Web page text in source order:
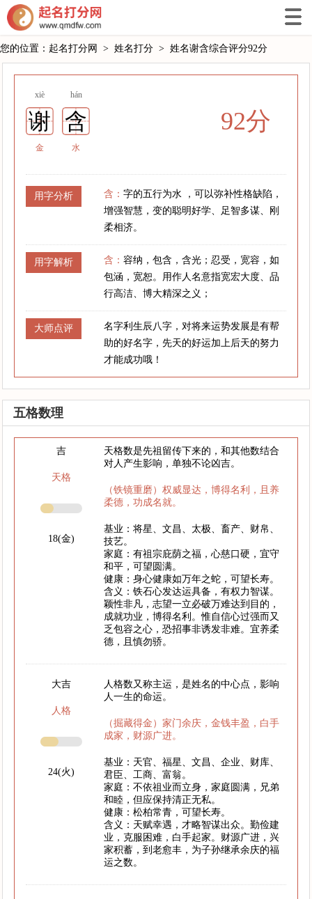
您的位置： 起名打分网 > 姓名打分 > 姓名谢含综合评分92分
xiè hán
谢 含
金 水
92分
用字分析 含：字的五行为水 ，可以弥补性格缺陷，
增强智慧，变的聪明好学、足智多谋、刚
柔相济。
用字解析 含：容纳，包含，含光；忍受，宽容，如
包涵，宽恕。用作人名意指宽宏大度、品
行高洁、博大精深之义；
大师点评
名字利生辰八字，对将来运势发展是有帮
助的好名字，先天的好运加上后天的努力
才能成功哦！
五格数理
吉
天格
18(金)
天格数是先祖留传下来的，和其他数结合
对人产生影响，单独不论凶吉。
（铁镜重磨）权威显达，博得名利，且养
柔德，功成名就。
基业：将星、文昌、太极、畜产、财帛、
技艺。
家庭：有祖宗庇荫之福，心慈口硬，宜守
和平，可望圆满。
健康：身心健康如万年之蛇，可望长寿。
含义：铁石心发达运具备，有权力智谋。
颖性非凡，志望一立必破万难达到目的，
成就功业，博得名利。惟自信心过强而又
乏包容之心，恐招事非诱发非难。宜养柔
德，且慎勿骄。
大吉
人格
24(火)
人格数又称主运，是姓名的中心点，影响
人一生的命运。
（掘藏得金）家门余庆，金钱丰盈，白手
成家，财源广进。
基业：天官、福星、文昌、企业、财库、
君臣、工商、富翁。
家庭：不依祖业而立身，家庭圆满，兄弟
和睦，但应保持清正无私。
健康：松柏常青，可望长寿。
含义：天赋幸遇，才略智谋出众。勤俭建
业，克服困难，白手起家。财源广进，兴
家积蓄，到老愈丰，为子孙继承余庆的福
运之数。